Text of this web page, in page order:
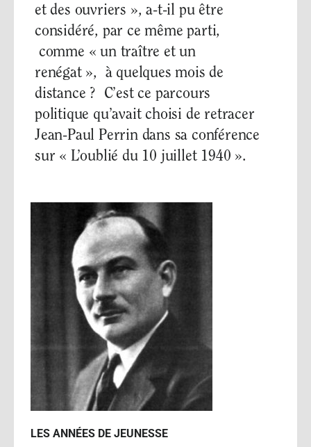
et des ouvriers », a-t-il pu être
considéré, par ce même parti,
comme « un traître et un
renégat », à quelques mois de
distance ? C’est ce parcours
politique qu’avait choisi de retracer
Jean-Paul Perrin dans sa conférence
sur « L’oublié du 10 juillet 1940 ».
LES ANNÉES DE JEUNESSE